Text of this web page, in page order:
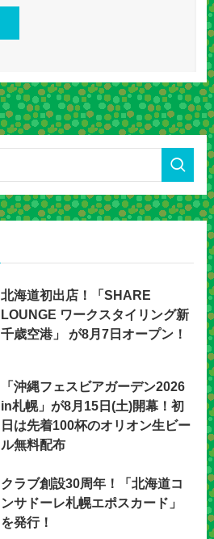
北海道初出店！「SHARE
LOUNGE ワークスタイリング新
千歳空港」 が8月7日オープン！
「沖縄フェスビアガーデン2026
in札幌」が8月15日(土)開幕！初
日は先着100杯のオリオン生ビー
ル無料配布
クラブ創設30周年！「北海道コ
ンサドーレ札幌エポスカード」
を発行！